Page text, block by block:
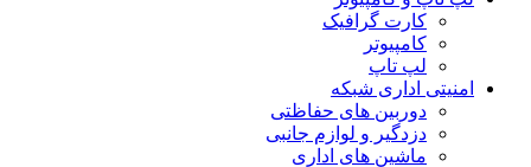
کارت گرافیک
کامپیوتر
لپ تاپ
امنیتی اداری شبکه
دوربین های حفاظتی
دزدگیر و لوازم جانبی
ماشین های اداری